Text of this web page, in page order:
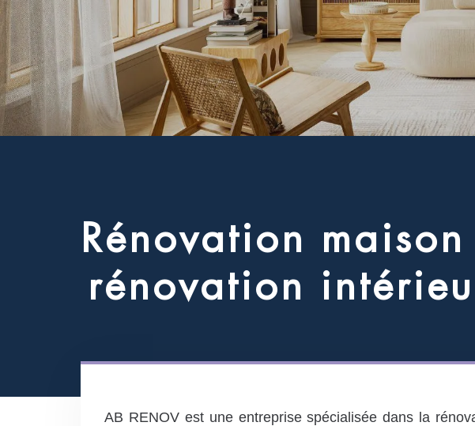
Rénovation maison
rénovation intérieu
AB RENOV est une entreprise spécialisée dans la